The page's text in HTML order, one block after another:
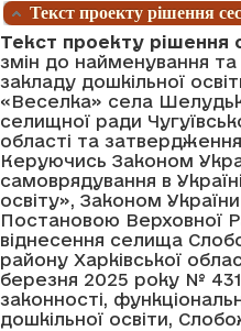
Текст проекту рішення
Текст проекту рішення
змін до найменування
закладу дошкільної
«Веселка» села
селищної ради
області та
Керуючись Законом
самоврядування в
освіту», Законом
Постановою Верховної
віднесення селища
району Харківської
березня 2025 року №
законності,
дошкільної освіти,